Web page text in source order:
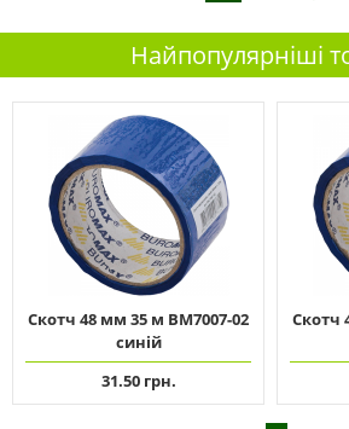
Найпопулярніші
Скотч 48 мм 35 м ВМ7007-02
синій
31.50 грн.
Скотч